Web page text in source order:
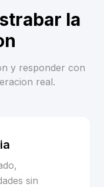
la
y responder con
real.
sin